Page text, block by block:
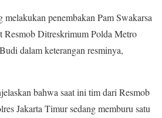
penembakan Pam Swakarsa
Resmob Ditreskrimum Polda Metro
dalam keterangan resminya,
bahwa saat ini tim dari Resmob
Jakarta Timur sedang memburu satu